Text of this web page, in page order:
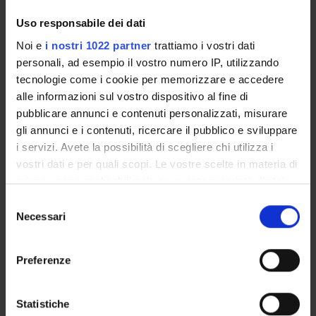
Uso responsabile dei dati
Noi e i nostri 1022 partner trattiamo i vostri dati
personali, ad esempio il vostro numero IP, utilizzando
tecnologie come i cookie per memorizzare e accedere
alle informazioni sul vostro dispositivo al fine di
pubblicare annunci e contenuti personalizzati, misurare
gli annunci e i contenuti, ricercare il pubblico e sviluppare
i servizi. Avete la possibilità di scegliere chi utilizza i
vostri dati e per quali scopi. Le vostre scelte in materia di
privacy sono applicabili solo su questa proprietà digitale
modificare o revocare il proprio consenso in qualsiasi
momento dalla Dichiarazione sui cookie o facendo clic
raccogliere informazioni sulla tua posizione
delNecessari
Preferenze
Statistiche
Centro ricerche di Gnoseologia e Metafisica
GEN. I. E. (Generi, Intersezionalità, Educazione)
RE-WOrk (REsearching for REmaking Work and
Organizing)
CREAa Centro di ricerche Etnografiche e di
Antropologia applicata "F. Cappelletto"
CRED - Centro di ricerca educativa e didattica
CRSP - Centro di Ricerca Psico-Sociale nei servizi
alla persona
POLITESSE - Centro di Ricerca Politesse – Politiche
e Teorie della Sessualità PO
Global and Comparative Policy S